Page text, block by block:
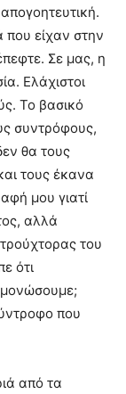
που είχαν στην
Σε μας, η
Ελάχιστοι
Το βασικό
συντρόφους,
θα τους
τους έκανα
μου γιατί
αλλά
του
ότι
που
από τα